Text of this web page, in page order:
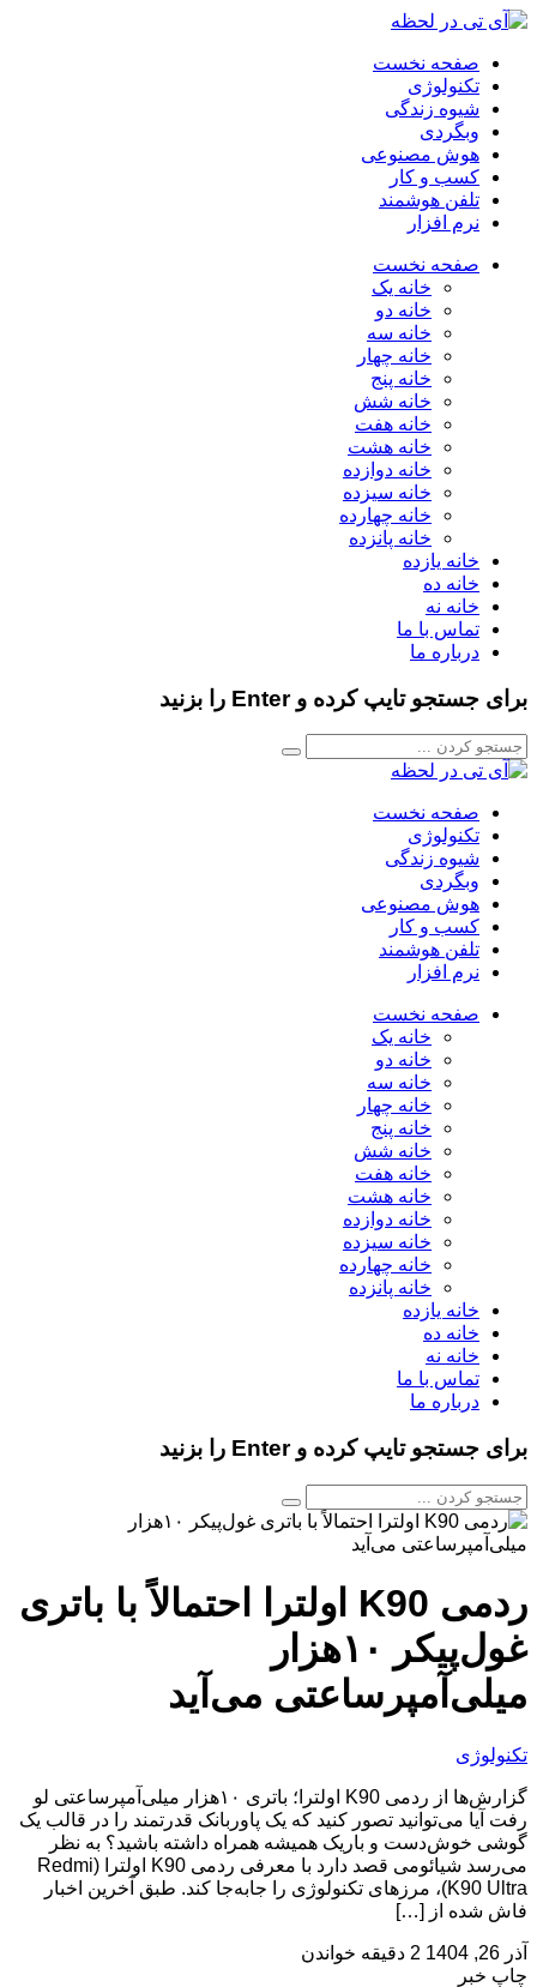
صفحه نخست
تکنولوژی
شیوه زندگی
وبگردی
هوش مصنوعی
کسب و کار
تلفن هوشمند
نرم افزار
صفحه نخست
خانه یک
خانه دو
خانه سه
خانه چهار
خانه پنج
خانه شش
خانه هفت
خانه هشت
خانه دوازده
خانه سیزده
خانه چهارده
خانه پانزده
خانه یازده
خانه ده
خانه نه
تماس با ما
درباره ما
برای جستجو تایپ کرده و Enter را بزنید
صفحه نخست
تکنولوژی
شیوه زندگی
وبگردی
هوش مصنوعی
کسب و کار
تلفن هوشمند
نرم افزار
صفحه نخست
خانه یک
خانه دو
خانه سه
خانه چهار
خانه پنج
خانه شش
خانه هفت
خانه هشت
خانه دوازده
خانه سیزده
خانه چهارده
خانه پانزده
خانه یازده
خانه ده
خانه نه
تماس با ما
درباره ما
برای جستجو تایپ کرده و Enter را بزنید
ردمی K90 اولترا احتمالاً با باتری
غول‌پیکر ۱۰هزار
میلی‌آمپرساعتی می‌آید
تکنولوژی
گزارش‌ها از ردمی K90 اولترا؛ باتری ۱۰هزار میلی‌آمپرساعتی لو
رفت آیا می‌توانید تصور کنید که یک پاوربانک قدرتمند را در قالب یک
گوشی خوش‌دست و باریک همیشه همراه داشته باشید؟ به نظر
می‌رسد شیائومی قصد دارد با معرفی ردمی K90 اولترا (Redmi
K90 Ultra)، مرزهای تکنولوژی را جابه‌جا کند. طبق آخرین اخبار
فاش شده از […]
آذر 26, 1404
2 دقیقه خواندن
چاپ خبر